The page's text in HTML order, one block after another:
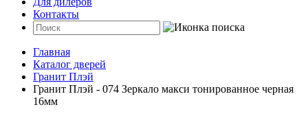
Контакты
Главная
Каталог дверей
Гранит Плэй
Гранит Плэй - 074 Зеркало макси тонированное черная
16мм